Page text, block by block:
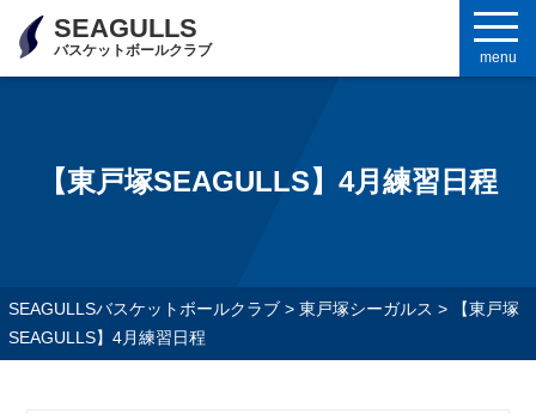
SEAGULLS
バスケットボールクラブ menu
【東戸塚SEAGULLS】4月練習日程
SEAGULLSバスケットボールクラブ> 東戸塚シーガルス >
【東戸塚
SEAGULLS】4月練習日程